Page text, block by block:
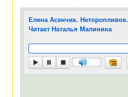
Елена Асенчик. Неторопливое.
Читает Наталья Малинина